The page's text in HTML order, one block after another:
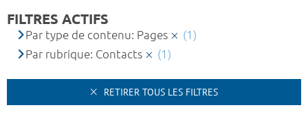
FILTRES ACTIFS
Par type de contenu: Pages
(1)
Par rubrique: Contacts
(1)
RETIRER TOUS LES FILTRES